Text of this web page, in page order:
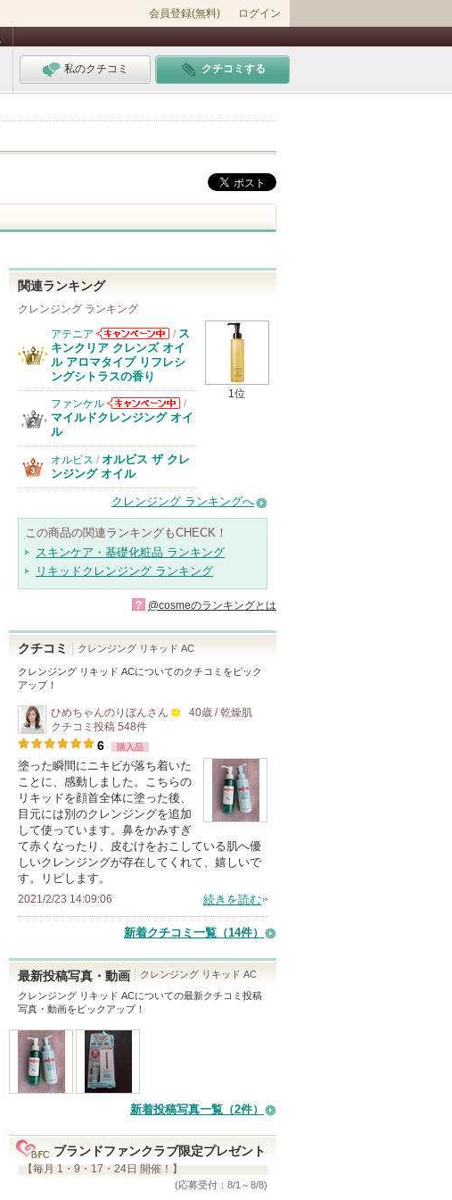
会員登録(無料) ログイン
私のクチコミ クチコミする
関連ランキング
クレンジング ランキング
1位
アテニア
アテニアからの
お知らせがあり
ます
/ ス
キンクリア クレンズ オイ
ル アロマタイプ リフレシ
ングシトラスの香り
ファンケル
ファンケルから
/
マイルドクレンジング オイ
ル
オルビス / オルビス ザ クレ
ンジング オイル
クレンジング ランキングへ
この商品の関連ランキングもCHECK！
スキンケア・基礎化粧品 ランキング
リキッドクレンジング ランキング
? @cosmeのランキングとは
クチコミ クレンジング リキッド AC
クレンジング リキッド ACについてのクチコミをピック
アップ！
ひめちゃんのりぼんさん
以
上
の
メ
ン
に
お
気
れ
て
い
ま
40歳 / 乾燥肌
クチコミ投稿 548件
6 購入品
塗った瞬間にニキビが落ち着いた
ことに、感動しました。こちらの
リキッドを顔首全体に塗った後、
目元には別のクレンジングを追加
して使っています。鼻をかみすぎ
て赤くなったり、皮むけをおこしている肌へ優
しいクレンジングが存在してくれて、嬉しいで
す。リピします。
2021/2/23 14:09:06 続きを読む
新着クチコミ一覧 （14件）
最新投稿写真・動画
クレンジング リキッド AC
クレンジング リキッド ACについての最新クチコミ投稿
写真・動画をピックアップ！
新着投稿写真一覧（2件）
ブランドファンクラブ限定プレゼント
【毎月 1・9・17・24日 開催！】
(応募受付：8/1～8/8)